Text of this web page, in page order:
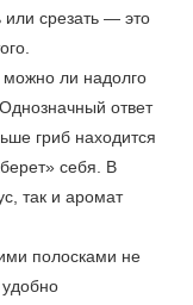
срезать — это
можно ли надолго
ответ
гриб находится
себя. В
так и аромат
полосками не